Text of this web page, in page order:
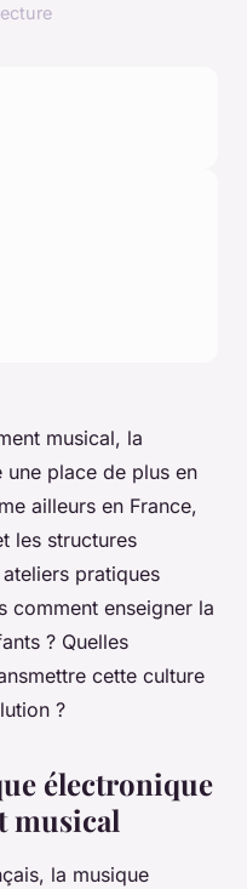
musical, la
place de plus en
ailleurs en France,
les structures
pratiques
comment enseigner la
? Quelles
cette culture
?
électronique
musical
la musique